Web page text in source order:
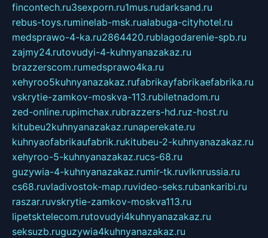
fincontech.ru3sexporn.ru1mus.rudarksand.ru
rebus-toys.ruminelab-msk.rualabuga-cityhotel.ru
medsprawo-4-ka.ru2864420.rublagodarenie-spb.ru
zajmy24.rutovudyi-4-kuhnyanazakaz.ru
brazzerscom.rumedsprawo4ka.ru
xehyroo5kuhnyanazakaz.rufabrikayfabrikaefabrika.ru
vskrytie-zamkov-moskva-113.rubiletnadom.ru
zed-online.rupimchax.rubrazzers-hd.ruz-host.ru
kitubeu2kuhnyanazakaz.runaperekate.ru
kuhnyaofabrikaufabrik.rukitubeu-2-kuhnyanazakaz.ru
xehyroo-5-kuhnyanazakaz.rucs-68.ru
guzywia-4-kuhnyanazakaz.rumir-tk.ruvlknrussia.ru
cs68.ruvladivostok-map.ruvideo-seks.rubankaribi.ru
raszar.ruvskrytie-zamkov-moskva113.ru
lipetsktelecom.rutovudyi4kuhnyanazakaz.ru
seksuzb.ruguzywia4kuhnyanazakaz.ru